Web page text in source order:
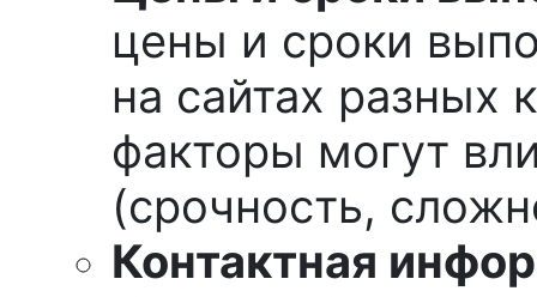
цены и сроки
на сайтах разных
факторы могут
(срочность,
Контактная